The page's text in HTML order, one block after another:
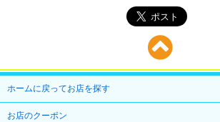
ホームに戻ってお店を探す
お店のクーポン